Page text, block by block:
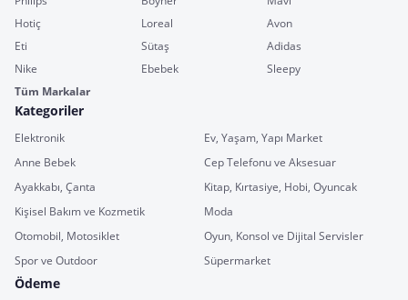
Hotiç
Loreal
Avon
Eti
Sütaş
Adidas
Nike
Ebebek
Sleepy
Tüm Markalar
Kategoriler
Elektronik
Ev, Yaşam, Yapı Market
Anne Bebek
Cep Telefonu ve Aksesuar
Ayakkabı, Çanta
Kitap, Kırtasiye, Hobi, Oyuncak
Kişisel Bakım ve Kozmetik
Moda
Otomobil, Motosiklet
Oyun, Konsol ve Dijital Servisler
Spor ve Outdoor
Süpermarket
Ödeme